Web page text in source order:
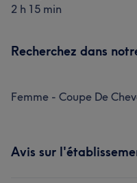
2 h 15 min
Recherchez dans
Femme - Coupe De
Avis sur